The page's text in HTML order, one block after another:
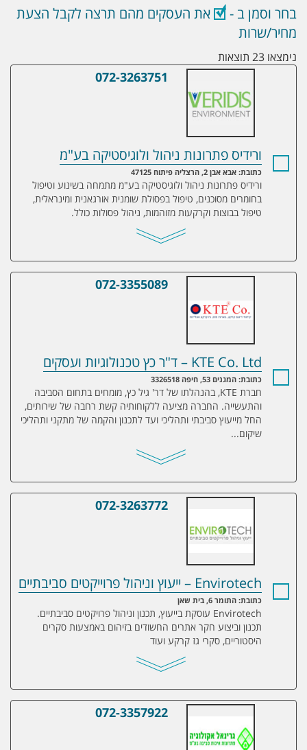
בחר וסמן ב -
את העסקים מהם תרצה לקבל הצעת
מחיר/שרות
נימצאו 23 תוצאות
ורידיס פתרונות ניהול ולוגיסטיקה בע"מ
072-3263751
ורידיס פתרונות ניהול ולוגיסטיקה בע"מ
כתובת: אבא אבן 2, הרצליה פיתוח 47125
ורידיס פתרונות ניהול ולוגיסטיקה בע"מ מתמחה בשינוע וטיפול
בחומרים מסוכנים, טיפול בפסולת שומנית אורגאנית ומינראלית,
טיפול בבוצות וקרקעות מזוהמות, ניהול פסולות כולל.
KTE Co. Ltd – ד"ר כץ טכנולוגיות ועסקים
072-3355089
KTE Co. Ltd – ד"ר כץ טכנולוגיות ועסקים
כתובת: המגנים 53, חיפה 3326518
חברת KTE, בהנהלתו של דר' גיל כץ, מומחים בתחום הסביבה
והתעשייה. החברה מציעה ללקוחותיה קשת רחבה של שירותים,
החל מייעוץ סביבתי ותהליכי ועד לתכנון והקמה של מתקני ותהליכי
שיקום...
Envirotech – ייעוץ וניהול פרוייקטים סביבתיים
072-3263772
Envirotech – ייעוץ וניהול פרוייקטים סביבתיים
כתובת: התומר 6, בית שאן
Envirotech עוסקת בייעוץ, תכנון וניהול פרויקטים סביבתיים.
תכנון וביצוע חקר אתרים החשודים בזיהום באמצעות סקרים
היסטוריים, סקרי גז קרקע ועוד
גרינאל אקולוגיה – פתרונות איכות סביבה
072-3357922